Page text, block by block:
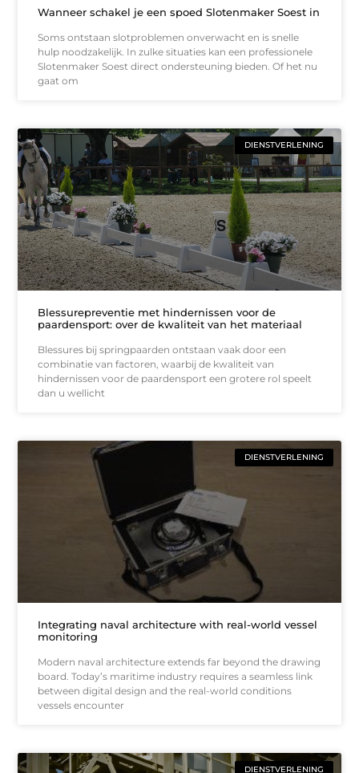
Wanneer schakel je een spoed Slotenmaker Soest in
Soms ontstaan slotproblemen onverwacht en is snelle
hulp noodzakelijk. In zulke situaties kan een professionele
Slotenmaker Soest direct ondersteuning bieden. Of het nu
gaat om
DIENSTVERLENING
Blessurepreventie met hindernissen voor de
paardensport: over de kwaliteit van het materiaal
Blessures bij springpaarden ontstaan vaak door een
combinatie van factoren, waarbij de kwaliteit van
hindernissen voor de paardensport een grotere rol speelt
dan u wellicht
DIENSTVERLENING
Integrating naval architecture with real-world vessel
monitoring
Modern naval architecture extends far beyond the drawing
board. Today’s maritime industry requires a seamless link
between digital design and the real-world conditions
vessels encounter
DIENSTVERLENING